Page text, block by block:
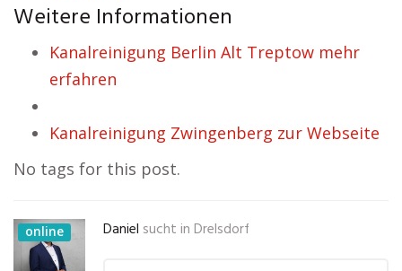
Weitere Informationen
Kanalreinigung Berlin Alt Treptow mehr
erfahren
Kanalreinigung Zwingenberg zur Webseite
No tags for this post.
online Daniel sucht in Drelsdorf